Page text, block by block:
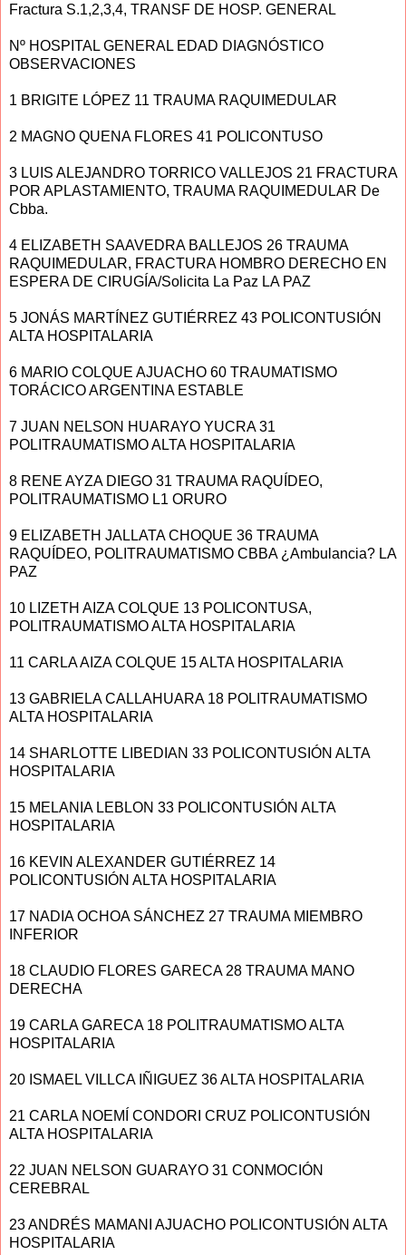
Fractura S.1,2,3,4, TRANSF DE HOSP. GENERAL
Nº HOSPITAL GENERAL EDAD DIAGNÓSTICO
OBSERVACIONES
1 BRIGITE LÓPEZ 11 TRAUMA RAQUIMEDULAR
2 MAGNO QUENA FLORES 41 POLICONTUSO
3 LUIS ALEJANDRO TORRICO VALLEJOS 21 FRACTURA
POR APLASTAMIENTO, TRAUMA RAQUIMEDULAR De
Cbba.
4 ELIZABETH SAAVEDRA BALLEJOS 26 TRAUMA
RAQUIMEDULAR, FRACTURA HOMBRO DERECHO EN
ESPERA DE CIRUGÍA/Solicita La Paz LA PAZ
5 JONÁS MARTÍNEZ GUTIÉRREZ 43 POLICONTUSIÓN
ALTA HOSPITALARIA
6 MARIO COLQUE AJUACHO 60 TRAUMATISMO
TORÁCICO ARGENTINA ESTABLE
7 JUAN NELSON HUARAYO YUCRA 31
POLITRAUMATISMO ALTA HOSPITALARIA
8 RENE AYZA DIEGO 31 TRAUMA RAQUÍDEO,
POLITRAUMATISMO L1 ORURO
9 ELIZABETH JALLATA CHOQUE 36 TRAUMA
RAQUÍDEO, POLITRAUMATISMO CBBA ¿Ambulancia? LA
PAZ
10 LIZETH AIZA COLQUE 13 POLICONTUSA,
POLITRAUMATISMO ALTA HOSPITALARIA
11 CARLA AIZA COLQUE 15 ALTA HOSPITALARIA
13 GABRIELA CALLAHUARA 18 POLITRAUMATISMO
ALTA HOSPITALARIA
14 SHARLOTTE LIBEDIAN 33 POLICONTUSIÓN ALTA
HOSPITALARIA
15 MELANIA LEBLON 33 POLICONTUSIÓN ALTA
HOSPITALARIA
16 KEVIN ALEXANDER GUTIÉRREZ 14
POLICONTUSIÓN ALTA HOSPITALARIA
17 NADIA OCHOA SÁNCHEZ 27 TRAUMA MIEMBRO
INFERIOR
18 CLAUDIO FLORES GARECA 28 TRAUMA MANO
DERECHA
19 CARLA GARECA 18 POLITRAUMATISMO ALTA
HOSPITALARIA
20 ISMAEL VILLCA IÑIGUEZ 36 ALTA HOSPITALARIA
21 CARLA NOEMÍ CONDORI CRUZ POLICONTUSIÓN
ALTA HOSPITALARIA
22 JUAN NELSON GUARAYO 31 CONMOCIÓN
CEREBRAL
23 ANDRÉS MAMANI AJUACHO POLICONTUSIÓN ALTA
HOSPITALARIA